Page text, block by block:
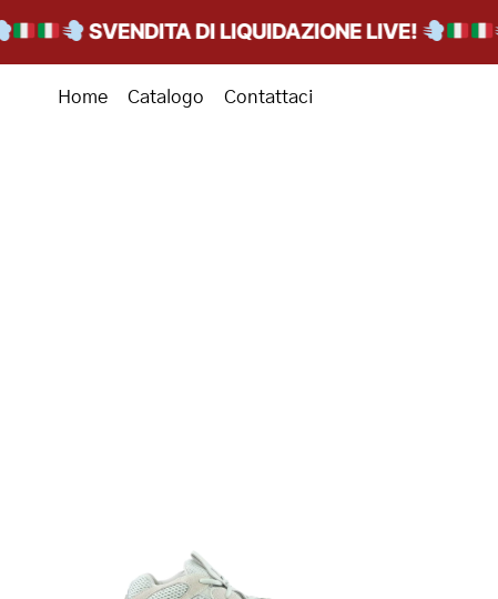
SVENDITA DI LIQUIDAZIONE LIVE!
Home Catalogo Contattaci